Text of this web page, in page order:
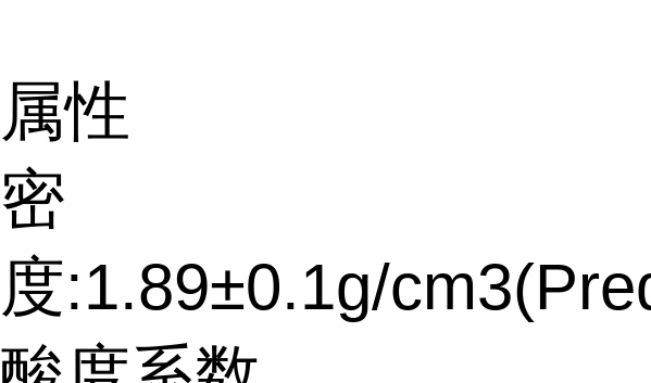
属性
密
度:1.89±0.1g/